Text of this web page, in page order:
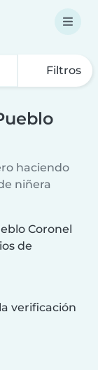
Filtros
haciendo
niñera
Coronel
de
verificación